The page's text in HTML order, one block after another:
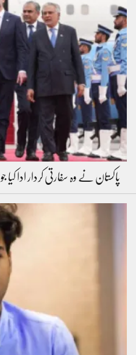
پاکستان نے وہ سفارتی کردار ادا